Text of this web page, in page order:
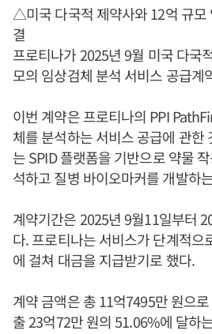
△미국 다국적 제약사와 12억 규모
결
프로티나가 2025년 9월 미국 다국
모의 임상검체 분석 서비스 공급계
이번 계약은 프로티나의 PPI
체를 분석하는 서비스 공급에 관한
는 SPID 플랫폼을 기반으로 약물
석하고 질병 바이오마커를 개발하
계약기간은 2025년 9월11일부터
다. 프로티나는 서비스가 단계적으
에 걸쳐 대금을 지급받기로 했다.
계약 금액은 총 11억7495만 원으
출 23억72만 원의 51.06%에 달하